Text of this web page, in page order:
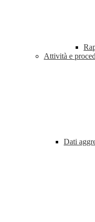
Attività e
Dati